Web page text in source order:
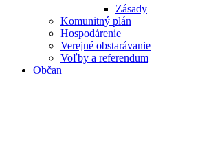
Zásady
Komunitný plán
Hospodárenie
Verejné obstarávanie
Voľby a referendum
Občan